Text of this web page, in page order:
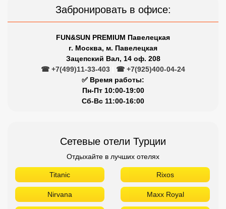
Забронировать в офисе:
FUN&SUN PREMIUM Павелецкая
г. Москва, м. Павелецкая
Зацепский Вал, 14 оф. 208
☎ +7(499)11-33-403
☎ +7(925)400-04-24
✅ Время работы:
Пн-Пт 10:00-19:00
Сб-Вс 11:00-16:00
Сетевые отели Турции
Отдыхайте в лучших отелях
Titanic Rixos
Nirvana Maxx Royal